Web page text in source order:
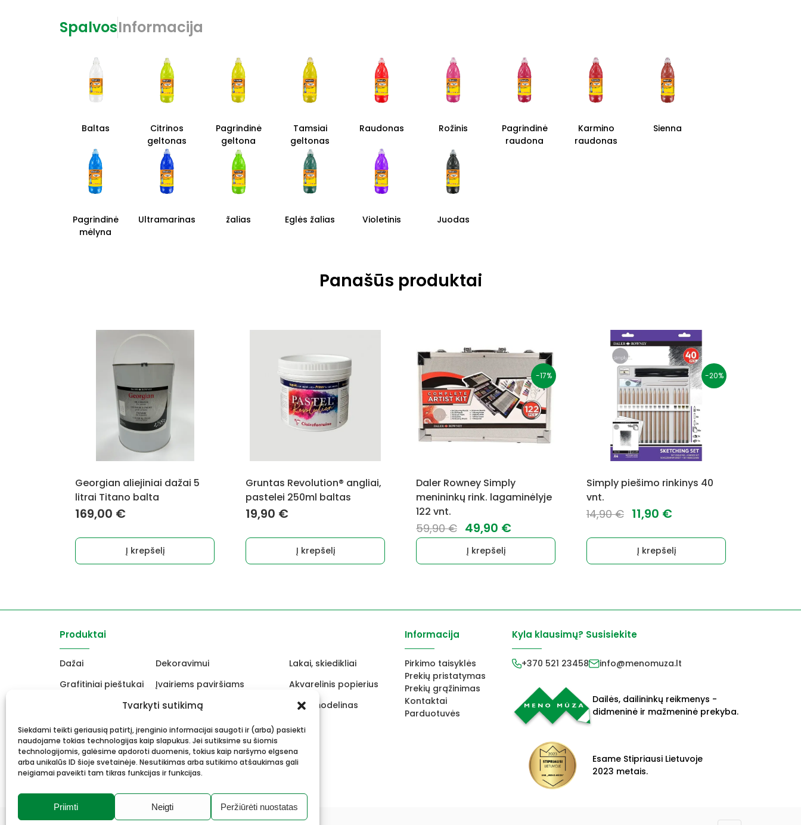
Tvarkyti sutikimą
Siekdami teikti geriausią patirtį, įrenginio informacijai saugoti ir (arba) pasiekti
naudojame tokias technologijas kaip slapukus. Jei sutiksime su šiomis
technologijomis, galėsime apdoroti duomenis, tokius kaip naršymo elgsena
arba unikalūs ID šioje svetainėje. Nesutikimas arba sutikimo atšaukimas gali
neigiamai paveikti tam tikras funkcijas ir funkcijas.
Priimti Neigti Peržiūrėti nuostatas
SpalvosInformacija
Baltas
Citrinos
geltonas
Pagrindinė
geltona
Tamsiai
geltonas
Raudonas Rožinis
Pagrindinė
raudona
Karmino
raudonas
Sienna
Pagrindinė
mėlyna
Ultramarinas žalias Eglės žalias Violetinis Juodas
Panašūs produktai
Georgian aliejiniai dažai 5
litrai Titano balta
169,00 €
Į krepšelį
Gruntas Revolution® angliai,
pastelei 250ml baltas
19,90 €
Į krepšelį
-17%
Daler Rowney Simply
menininkų rink. lagaminėlyje
122 vnt.
59,90€ Original
price
was:
49,90 €Current
is:
Į krepšelį
-20%
Simply piešimo rinkinys 40
vnt.
14,90€ Original
was:
14,90 €.
11,90 €Current
is:
11,90 €.
Į krepšelį
Produktai
Dažai Dekoravimui
Lakai, skiedikliai
Grafitiniai pieštukai
Įvairiems paviršiams
Akvarelinis popierius
Keramikams ir skulptoriams
FIMO modelinas
Drobės, porėmiai
Mokyklinės ir biuro prekės
Vokai
Rėmai ir rėminimas
Dovanos, Dovanų čekiai
Informacija
Pirkimo taisyklės
Prekių pristatymas
Prekių grąžinimas
Kontaktai
Parduotuvės
Kyla klausimų? Susisiekite
+370 521 23458 info@menomuza.lt
Dailės, dailininkų reikmenys -
didmeninė ir mažmeninė prekyba.
Esame Stipriausi Lietuvoje
2023 metais.